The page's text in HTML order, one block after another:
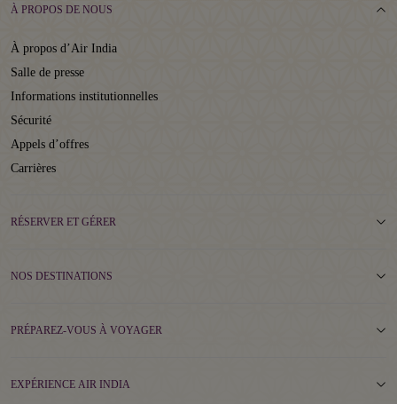
À PROPOS DE NOUS
À propos d’Air India
Salle de presse
Informations institutionnelles
Sécurité
Appels d’offres
Carrières
RÉSERVER ET GÉRER
NOS DESTINATIONS
PRÉPAREZ-VOUS À VOYAGER
EXPÉRIENCE AIR INDIA